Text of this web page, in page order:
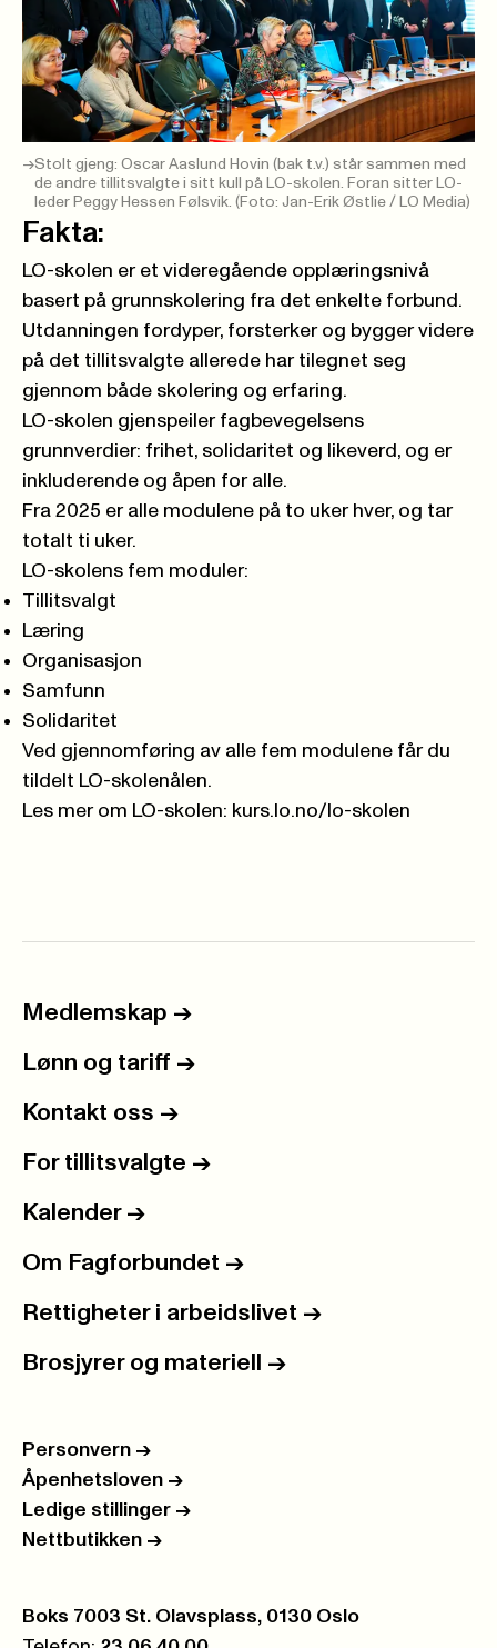
Stolt gjeng: Oscar Aaslund Hovin (bak t.v.) står sammen med
de andre tillitsvalgte i sitt kull på LO-skolen. Foran sitter LO-
leder Peggy Hessen Følsvik. (Foto: Jan-Erik Østlie / LO Media)
Fakta:
LO-skolen er et videregående opplæringsnivå
basert på grunnskolering fra det enkelte forbund.
Utdanningen fordyper, forsterker og bygger videre
på det tillitsvalgte allerede har tilegnet seg
gjennom både skolering og erfaring.
LO-skolen gjenspeiler fagbevegelsens
grunnverdier: frihet, solidaritet og likeverd, og er
inkluderende og åpen for alle.
Fra 2025 er alle modulene på to uker hver, og tar
totalt ti uker.
LO-skolens fem moduler:
Tillitsvalgt
Læring
Organisasjon
Samfunn
Solidaritet
Ved gjennomføring av alle fem modulene får du
tildelt LO-skolenålen.
Les mer om LO-skolen: kurs.lo.no/lo-skolen
Medlemskap ->
Lønn og tariff ->
Kontakt oss ->
For tillitsvalgte ->
Kalender ->
Om Fagforbundet ->
Rettigheter i arbeidslivet ->
Brosjyrer og materiell ->
Personvern ->
Åpenhetsloven ->
Ledige stillinger ->
Nettbutikken ->
Postboks:
Boks 7003 St. Olavsplass, 0130 Oslo